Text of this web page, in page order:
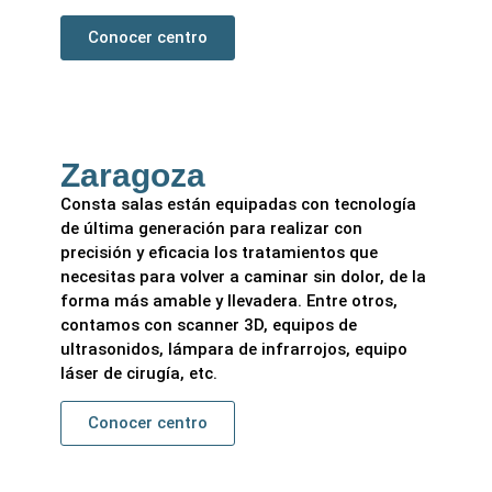
Conocer centro
Zaragoza
Consta salas están equipadas con tecnología
de última generación para realizar con
precisión y eficacia los tratamientos que
necesitas para volver a caminar sin dolor, de la
forma más amable y llevadera. Entre otros,
contamos con scanner 3D, equipos de
ultrasonidos, lámpara de infrarrojos, equipo
láser de cirugía, etc.
Conocer centro